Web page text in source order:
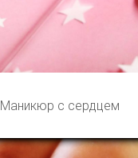
Маникюр с сердцем